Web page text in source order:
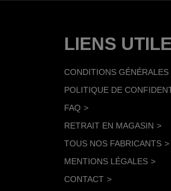
LIENS
CONDITIONS GÉNÉRALES
POLITIQUE DE
FAQ
RETRAIT EN MAGASIN
TOUS NOS FABRICANTS
MENTIONS LÉGALES
CONTACT